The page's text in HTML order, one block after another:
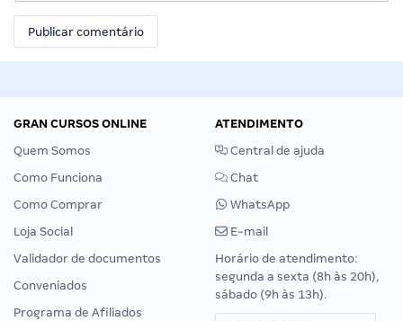
GRAN CURSOS ONLINE
Quem Somos
Como Funciona
Como Comprar
Loja Social
Validador de documentos
Conveniados
Programa de Afiliados
ATENDIMENTO
Central de ajuda
Chat
WhatsApp
E-mail
Horário de atendimento:
segunda a sexta (8h às 20h),
sábado (9h às 13h).